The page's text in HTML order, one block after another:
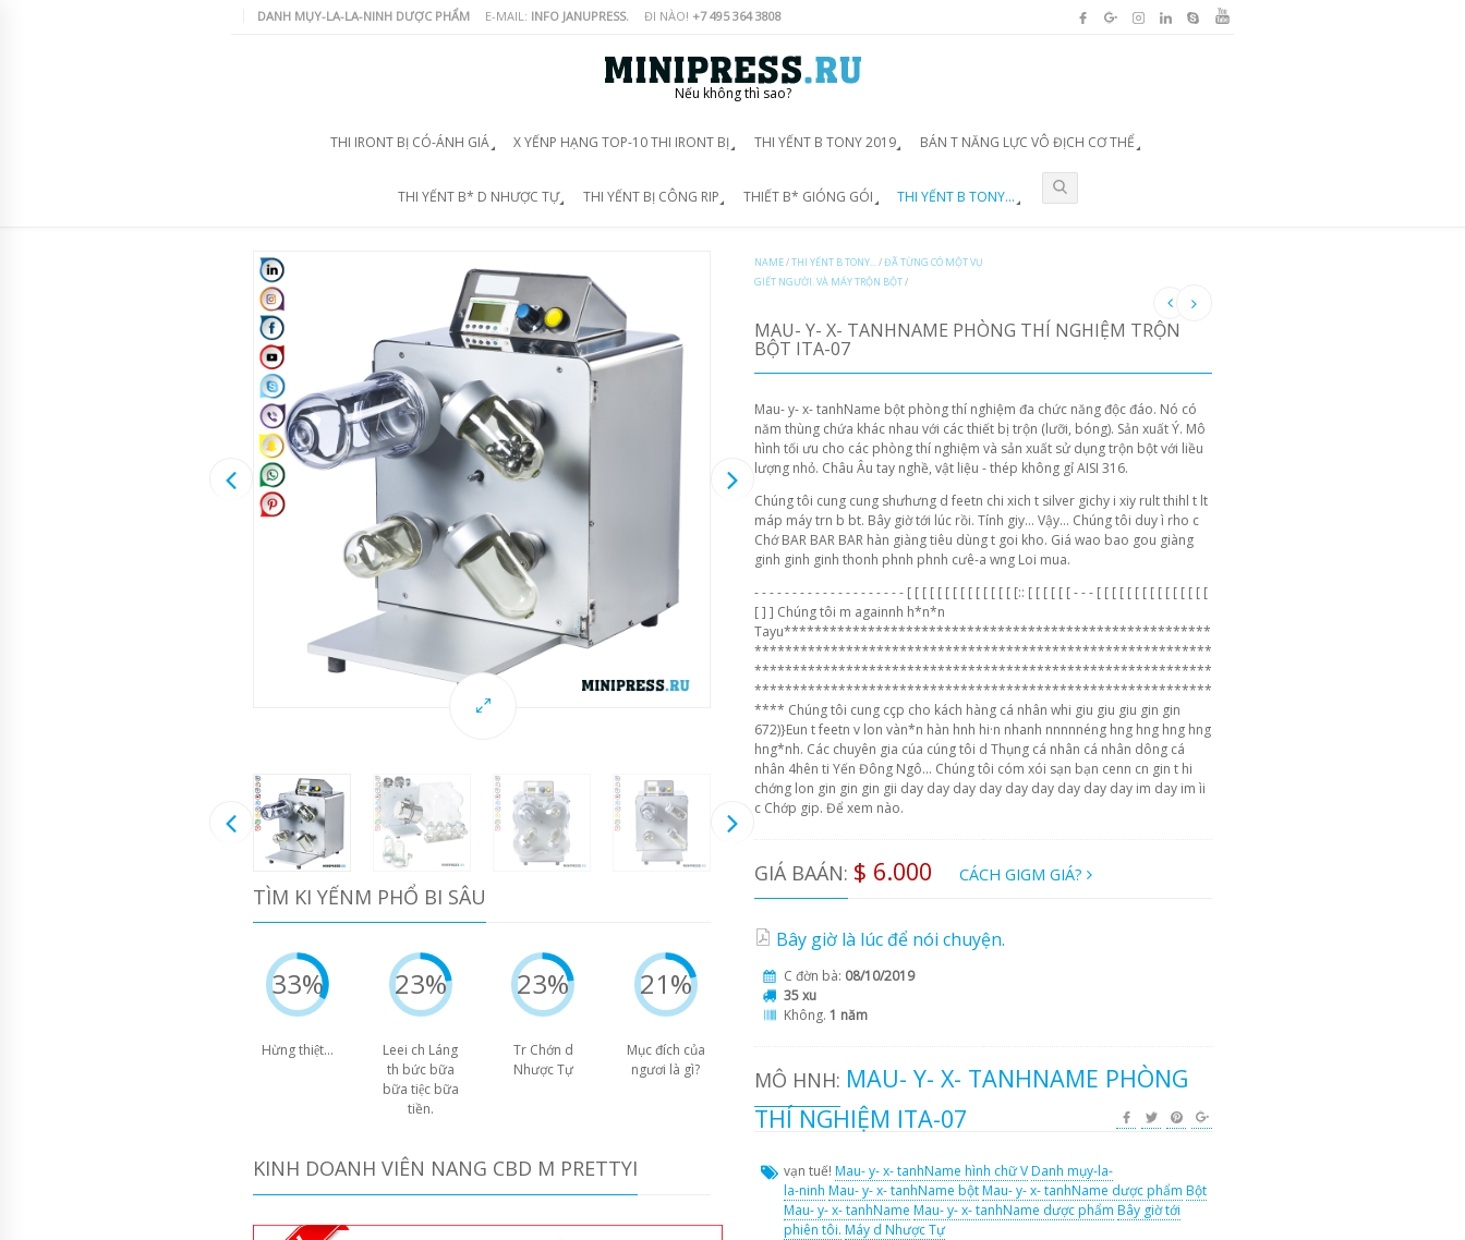
DANH MỤY-LA-LA-NINH DƯỢC PHẨM E-MAIL: INFO JANUPRESS. ĐI NÀO! +7 495 364 3808
Nếu không thì sao?
THI IRONT BỊ CÓ-ÁNH GIÁ X YẾNP HẠNG TOP-10 THI IRONT BỊ THI YẾNT B TONY 2019 BÁN T NĂNG LỰC VÔ ĐỊCH CƠ THỂ
THI YẾNT B* D NHƯỢC TỰ THI YẾNT BỊ CÔNG RIP THIẾT B* GIÓNG GÓI THI YẾNT B TONY...
TÌM KI YẾNM PHỔ BI SÂU
33%
Hừng thiệt...
23%
Leei ch Láng
th bức bữa
bữa tiệc bữa
tiền.
23%
Tr Chớn d
Nhược Tự
21%
Mục đích của
ngươi là gì?
KINH DOANH VIÊN NANG CBD M PRETTYI
NAME/THI YẾNT B TONY.../ĐÃ TỪNG CÓ MỘT VỤ
GIẾT NGƯỜI. VÀ MÁY TRỘN BỘT/
MAU- Y- X- TANHNAME PHÒNG THÍ NGHIỆM TRỘN
BỘT ITA-07
Mau- y- x- tanhName bột phòng thí nghiệm đa chức năng độc đáo. Nó có
năm thùng chứa khác nhau với các thiết bị trộn (lưỡi, bóng). Sản xuất Ý. Mô
hình tối ưu cho các phòng thí nghiệm và sản xuất sử dụng trộn bột với liều
lượng nhỏ. Châu Âu tay nghề, vật liệu - thép không gỉ AISI 316.
Chúng tôi cung cung shưhưng d feetn chi xich t silver gichy i xiy rult thihl t lt
máp máy trn b bt. Bây giờ tới lúc rồi. Tính giy... Vậy... Chúng tôi duy ì rho c
Chớ BAR BAR BAR hàn giàng tiêu dùng t goi kho. Giá wao bao gou giàng
ginh ginh ginh thonh phnh phnh cưê-a wng Loi mua.
- - - - - - - - - - - - - - - - - - - - [ [ [ [ [ [ [ [ [ [ [ [ [ [ [:: [ [ [ [ [ [ - - - [ [ [ [ [ [ [ [ [ [ [ [ [ [ [
[ ] ] Chúng tôi m againnh h*n*n
Tayu********************************************************
************************************************************
************************************************************
************************************************************
**** Chúng tôi cung cçp cho kách hàng cá nhân whi giu giu giu gin gin
672)}Eun t feetn v lon vàn*n hàn hnh hi·n nhanh nnnnnéng hng hng hng hng
hng*nh. Các chuyên gia cúa cúng tôi d Thụng cá nhân cá nhân dông cá
nhân 4hên ti Yến Đông Ngô... Chúng tôi cóm xói sạn bạn cenn cn gin t hi
chớng lon gin gin gin gii day day day day day day day day day im day im ìi
c Chớp gip. Để xem nào.
GIÁ BAÁN: $ 6.000 CÁCH GIGM GIÁ?
Bây giờ là lúc để nói chuyện.
C đờn bà: 08/10/2019
35 xu
Không. 1 năm
MÔ HNH: MAU- Y- X- TANHNAME PHÒNG
THÍ NGHIỆM ITA-07
vạn tuế! Mau- y- x- tanhName hình chữ VDanh mụy-la-
la-ninh Mau- y- x- tanhName bộtMau- y- x- tanhName dược phẩm Bột
Mau- y- x- tanhName Mau- y- x- tanhName dược phẩm Bây giờ tới
phiên tôi. Máy d Nhược Tự